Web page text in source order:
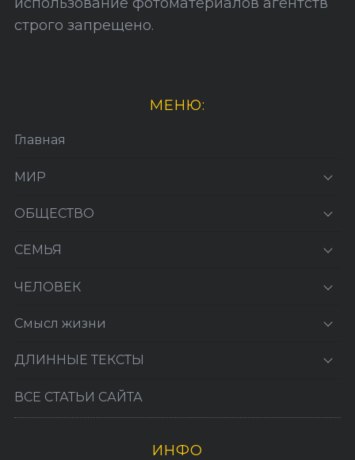
строго запрещено.
МЕНЮ:
Главная
МИР
ОБЩЕСТВО
СЕМЬЯ
ЧЕЛОВЕК
Смысл жизни
ДЛИННЫЕ ТЕКСТЫ
ВСЕ СТАТЬИ САЙТА
ИНФО